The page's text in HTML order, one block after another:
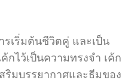
เริ่มต้นชีวิตคู่ และเป็น
กไว้เป็นความทรงจำ เค้ก
ริมบรรยากาศและธีมของ